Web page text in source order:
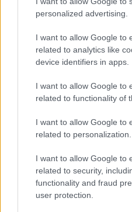
personalized advertising.
I want to allow Google to
related to analytics like
device identifiers in apps.
I want to allow Google to
related to functionality of
I want to allow Google to
related to personalization.
I want to allow Google to
related to security,
functionality and fraud
user protection.
Κοφινάς στα «ΝΕΑ»
Ποιον έχουν νικήσει,
για να λέμε την
ο παλιός αγαπητός
Μιχάλης Μορφονιός,
κατά προτίμηση
Όλοι έχουν δίκιο!
την Ρευματοειδή
1. Απώλεια
θεατής-οπαδός αντί